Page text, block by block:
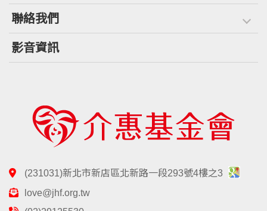
聯絡我們
影音資訊
(231031)新北市新店區北新路一段293號4樓之3
love@jhf.org.tw